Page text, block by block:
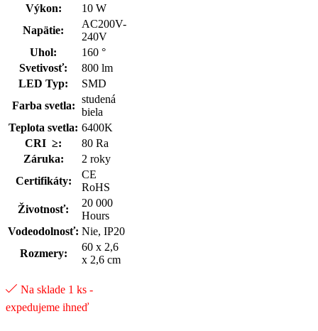
Výkon:
10 W
Napätie:
AC200V-
240V
Uhol:
160 °
Svetivosť:
800 lm
LED Typ:
SMD
Farba svetla:
studená
biela
Teplota svetla: 6400K
CRI ≥:
80 Ra
Záruka:
2 roky
Certifikáty:
CE
RoHS
Životnosť:
20 000
Hours
Vodeodolnosť: Nie, IP20
Rozmery:
60 x 2,6
x 2,6 cm
Na sklade 1 ks -
expedujeme ihneď